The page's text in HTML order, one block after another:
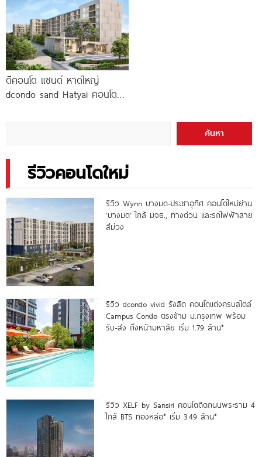
ดีคอนโด แซนด์ หาดใหญ่
dcondo sand Hatyai คอนโด
ค้นหา
รีวิวคอนโดใหม่
รีวิว Wynn บางมด-ประชาอุทิศ คอนโดใหม่ย่าน
‘บางมด’ ใกล้ มจธ., ทางด่วน และรถไฟฟ้าสาย
สีม่วง
รีวิว dcondo vivid รังสิต คอนโดแต่งครบสไตล์
Campus Condo ตรงข้าม ม.กรุงเทพ พร้อม
รับ-ส่ง ถึงหน้ามหาลัย เริ่ม 1.79 ล้าน*
รีวิว XELF by Sansiri คอนโดติดถนนพระราม 4
ใกล้ BTS ทองหล่อ* เริ่ม 3.49 ล้าน*